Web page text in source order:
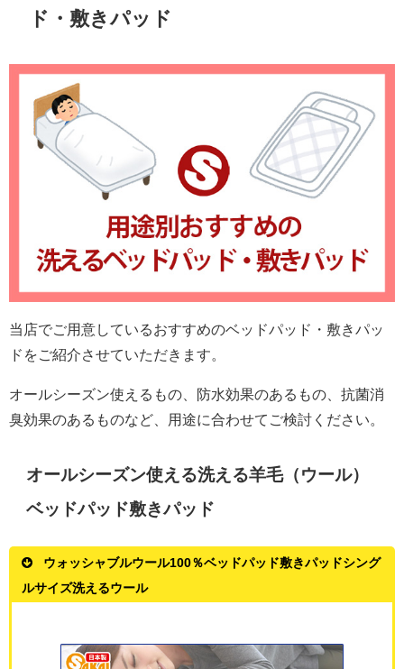
ド・敷きパッド
当店でご用意しているおすすめのベッドパッド・敷きパッ
ドをご紹介させていただきます。
オールシーズン使えるもの、防水効果のあるもの、抗菌消
臭効果のあるものなど、用途に合わせてご検討ください。
オールシーズン使える洗える羊毛（ウール）
ベッドパッド敷きパッド
ウォッシャブルウール100％ベッドパッド敷きパッドシング
ルサイズ洗えるウール